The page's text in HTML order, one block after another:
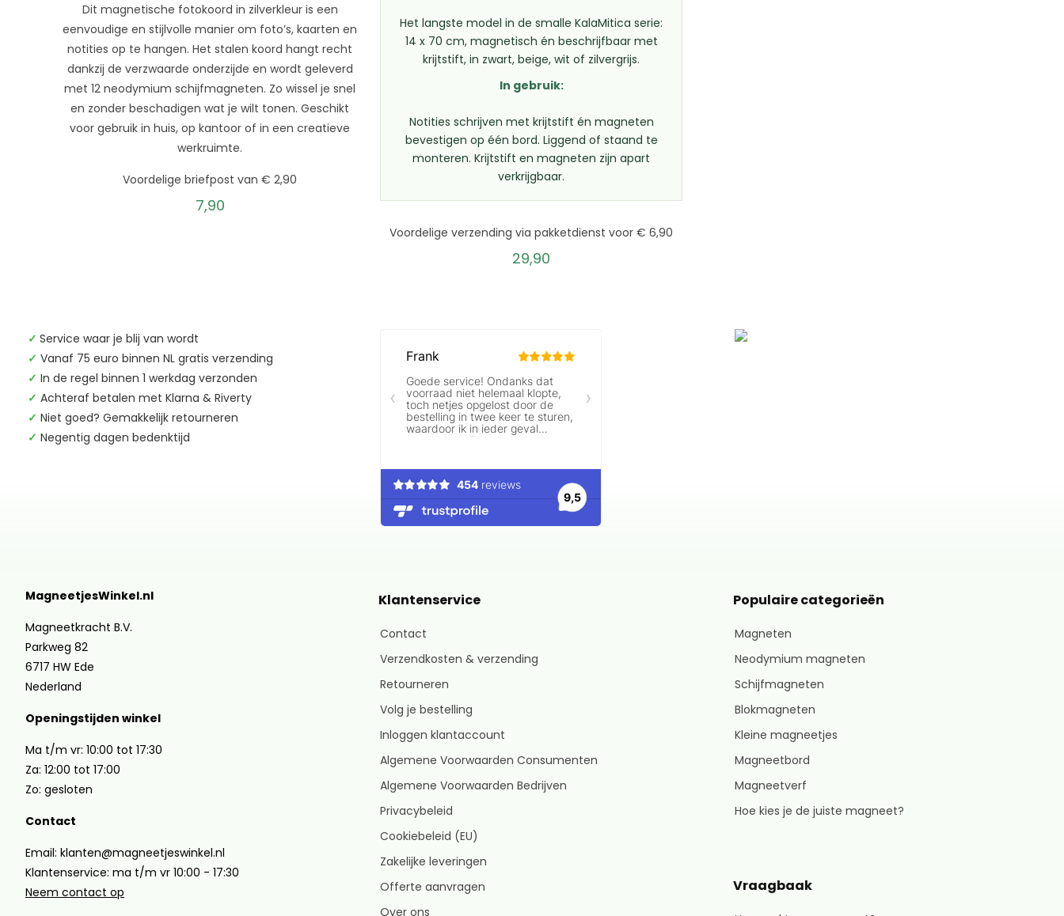
4.33
uit 5
Dit magnetische fotokoord in zilverkleur is een
eenvoudige en stijlvolle manier om foto’s, kaarten en
notities op te hangen. Het stalen koord hangt recht
dankzij de verzwaarde onderzijde en wordt geleverd
met 12 neodymium schijfmagneten. Zo wissel je snel
en zonder beschadigen wat je wilt tonen. Geschikt
voor gebruik in huis, op kantoor of in een creatieve
werkruimte.
Voordelige briefpost van € 2,90
7,90
Het langste model in de smalle KalaMitica serie:
14 x 70 cm, magnetisch én beschrijfbaar met
krijtstift, in zwart, beige, wit of zilvergrijs.
In gebruik:
Notities schrijven met krijtstift én magneten
bevestigen op één bord. Liggend of staand te
monteren. Krijtstift en magneten zijn apart
verkrijgbaar.
Voordelige verzending via pakketdienst voor € 6,90
29,90
✓ Service waar je blij van wordt
✓ Vanaf 75 euro binnen NL gratis verzending
✓ In de regel binnen 1 werkdag verzonden
✓ Achteraf betalen met Klarna & Riverty
✓ Niet goed? Gemakkelijk retourneren
✓ Negentig dagen bedenktijd
MagneetjesWinkel.nl
Magneetkracht B.V.
Parkweg 82
6717 HW Ede
Nederland
Openingstijden winkel
Ma t/m vr: 10:00 tot 17:30
Za: 12:00 tot 17:00
Zo: gesloten
Contact
Email: klanten@magneetjeswinkel.nl
Klantenservice: ma t/m vr 10:00 - 17:30
Neem contact op
Klantenservice
Contact
Verzendkosten & verzending
Retourneren
Volg je bestelling
Inloggen klantaccount
Algemene Voorwaarden Consumenten
Algemene Voorwaarden Bedrijven
Privacybeleid
Cookiebeleid (EU)
Zakelijke leveringen
Offerte aanvragen
Over ons
Populaire categorieën
Magneten
Neodymium magneten
Schijfmagneten
Blokmagneten
Kleine magneetjes
Magneetbord
Magneetverf
Hoe kies je de juiste magneet?
Vraagbaak